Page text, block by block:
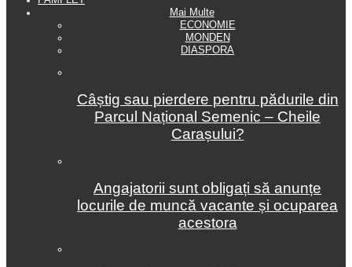
Mai Multe
ECONOMIE
MONDEN
DIASPORA
Câștig sau pierdere pentru pădurile din
Parcul Național Semenic – Cheile
Carașului?
Angajatorii sunt obligați să anunțe
locurile de muncă vacante și ocuparea
acestora